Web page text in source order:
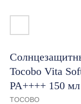
Tocobo Vita
PA++++ 150 мл
TOCOBO